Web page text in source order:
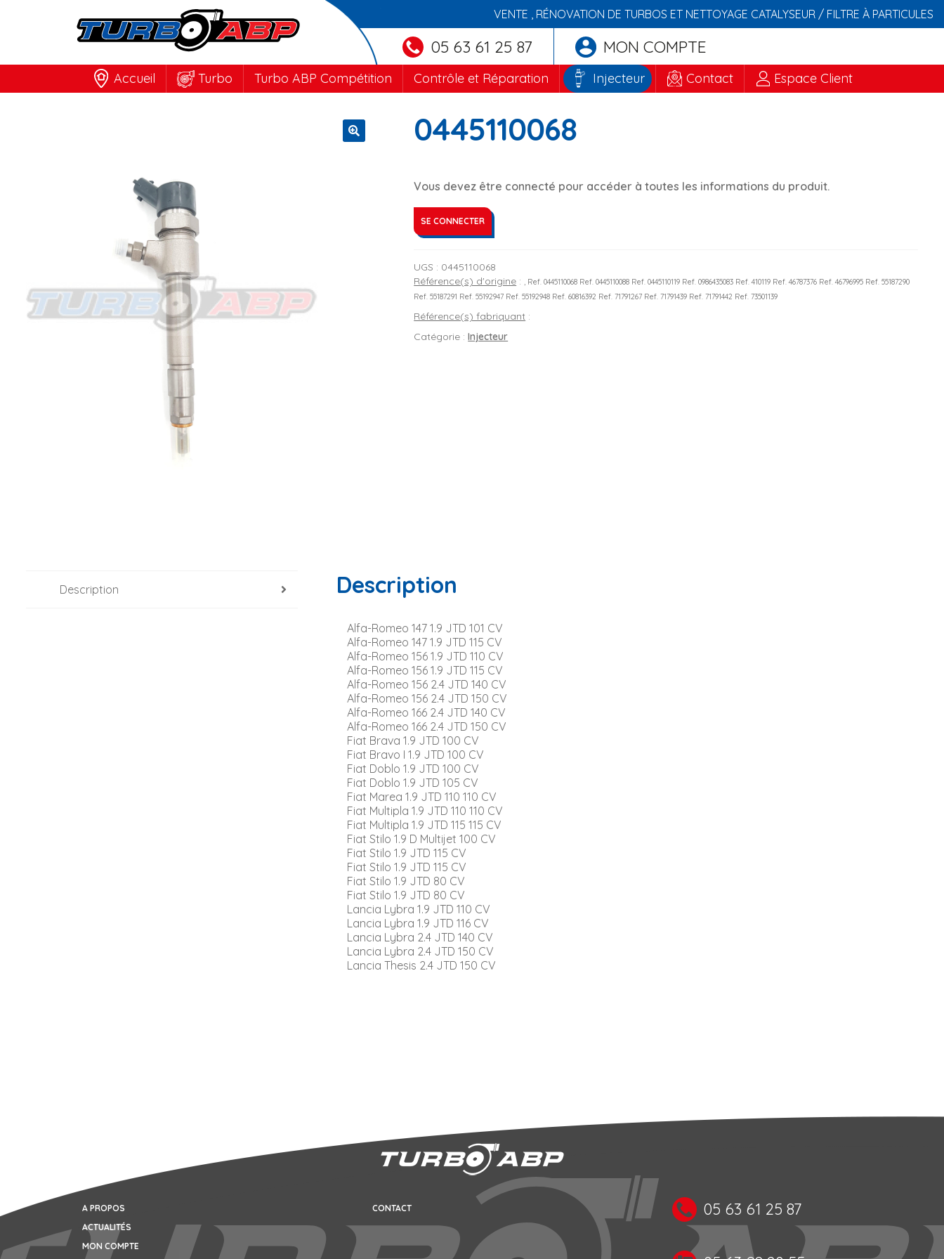
VENTE , RÉNOVATION DE TURBOS ET NETTOYAGE CATALYSEUR / FILTRE À PARTICULES
05 63 61 25 87 MON COMPTE
Accueil Turbo Turbo ABP Compétition Contrôle et Réparation Injecteur Contact Espace Client
0445110068
Vous devez être connecté pour accéder à toutes les informations du produit.
SE CONNECTER
UGS : 0445110068
Référence(s) d'origine :
, Ref. 0445110068 Ref. 0445110088 Ref. 0445110119 Ref. 0986435083 Ref. 410119 Ref. 46787376 Ref. 46796995 Ref. 55187290
Ref. 55187291 Ref. 55192947 Ref. 55192948 Ref. 60816392 Ref. 71791267 Ref. 71791439 Ref. 71791442 Ref. 73501139
Référence(s) fabriquant :
Catégorie :Injecteur
Description Description
Alfa-Romeo 147 1.9 JTD 101 CV
Alfa-Romeo 147 1.9 JTD 115 CV
Alfa-Romeo 156 1.9 JTD 110 CV
Alfa-Romeo 156 1.9 JTD 115 CV
Alfa-Romeo 156 2.4 JTD 140 CV
Alfa-Romeo 156 2.4 JTD 150 CV
Alfa-Romeo 166 2.4 JTD 140 CV
Alfa-Romeo 166 2.4 JTD 150 CV
Fiat Brava 1.9 JTD 100 CV
Fiat Bravo I 1.9 JTD 100 CV
Fiat Doblo 1.9 JTD 100 CV
Fiat Doblo 1.9 JTD 105 CV
Fiat Marea 1.9 JTD 110 110 CV
Fiat Multipla 1.9 JTD 110 110 CV
Fiat Multipla 1.9 JTD 115 115 CV
Fiat Stilo 1.9 D Multijet 100 CV
Fiat Stilo 1.9 JTD 115 CV
Fiat Stilo 1.9 JTD 115 CV
Fiat Stilo 1.9 JTD 80 CV
Fiat Stilo 1.9 JTD 80 CV
Lancia Lybra 1.9 JTD 110 CV
Lancia Lybra 1.9 JTD 116 CV
Lancia Lybra 2.4 JTD 140 CV
Lancia Lybra 2.4 JTD 150 CV
Lancia Thesis 2.4 JTD 150 CV
A PROPOS
ACTUALITÉS
MON COMPTE
CONTACT 05 63 61 25 87